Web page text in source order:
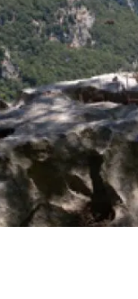
los ecosistemas